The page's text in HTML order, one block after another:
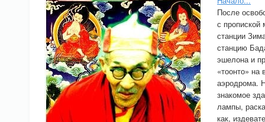
После
с пропиской
станции
станцию
эшелона и
«тоонто» на
аэродрома.
знакомое
лампы,
как,